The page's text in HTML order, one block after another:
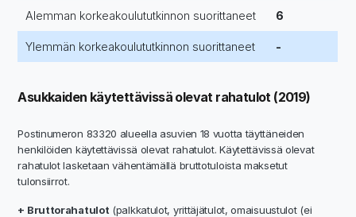
Alemman korkeakoulututkinnon suorittaneet 6
Ylemmän korkeakoulututkinnon suorittaneet -
Asukkaiden käytettävissä olevat rahatulot (2019)
Postinumeron 83320 alueella asuvien 18 vuotta täyttäneiden
henkilöiden käytettävissä olevat rahatulot. Käytettävissä olevat
rahatulot lasketaan vähentämällä bruttotuloista maksetut
tulonsiirrot.
+ Bruttorahatulot (palkkatulot, yrittäjätulot, omaisuustulot (ei